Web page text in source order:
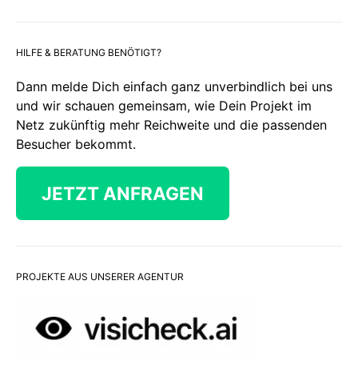
HILFE & BERATUNG BENÖTIGT?
Dann melde Dich einfach ganz unverbindlich bei uns
und wir schauen gemeinsam, wie Dein Projekt im
Netz zukünftig mehr Reichweite und die passenden
Besucher bekommt.
JETZT ANFRAGEN
PROJEKTE AUS UNSERER AGENTUR